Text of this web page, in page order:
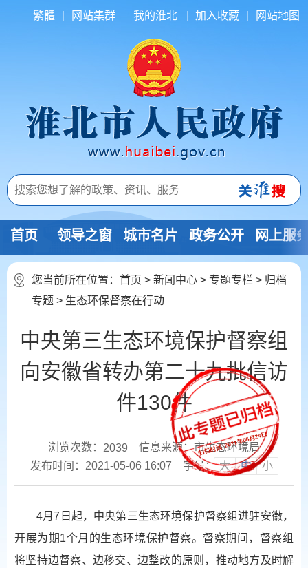
繁體 网站集群 我的淮北 加入收藏 网站地图
首页 领导之窗 城市名片 政务公开 网上服
您当前所在位置： 首页 > 新闻中心 > 专题专栏 > 归档
专题 > 生态环保督察在行动
中央第三生态环境保护督察组
向安徽省转办第二十九批信访
件130件
浏览次数： 2039
信息来源：市生态环境局
发布时间：2021-05-06 16:07
字号： 大 中 小
4月7日起，中央第三生态环境保护督察组进驻安徽，
开展为期1个月的生态环境保护督察。督察期间，督察组
将坚持边督察、边移交、边整改的原则，推动地方及时解